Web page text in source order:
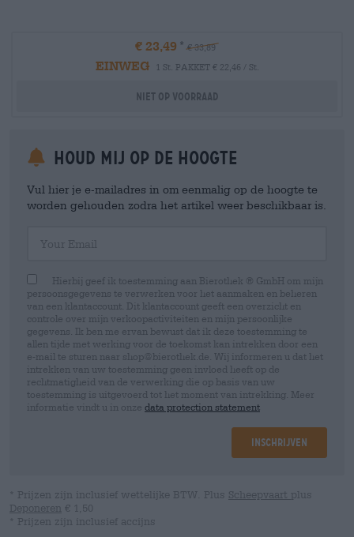
€ 23,49 € 33,89
EINWEG 1 St. PAKKET € 22,46 / St.
Niet op voorraad
Houd mij op de hoogte
Vul hier je e-mailadres in om eenmalig op de hoogte te
worden gehouden zodra het artikel weer beschikbaar is.
Hierbij geef ik toestemming aan Bierothek ® GmbH om mijn
persoonsgegevens te verwerken voor het aanmaken en beheren
van een klantaccount. Dit klantaccount geeft een overzicht en
controle over mijn verkoopactiviteiten en mijn persoonlijke
gegevens. Ik ben me ervan bewust dat ik deze toestemming te
allen tijde met werking voor de toekomst kan intrekken door een
e-mail te sturen naar shop@bierothek.de. Wij informeren u dat het
intrekken van uw toestemming geen invloed heeft op de
rechtmatigheid van de verwerking die op basis van uw
toestemming is uitgevoerd tot het moment van intrekking. Meer
informatie vindt u in onze data protection statement
Inschrijven
* Prijzen zijn inclusief wettelijke BTW. Plus Scheepvaart plus
Deponeren € 1,50
* Prijzen zijn inclusief accijns